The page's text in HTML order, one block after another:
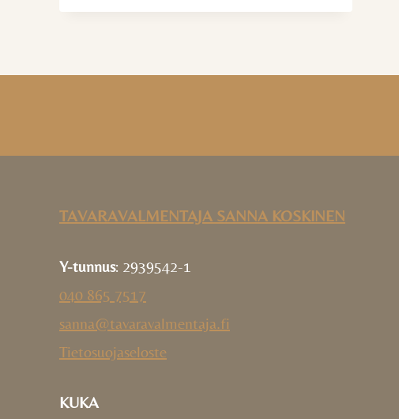
TAVARAVALMENTAJA SANNA KOSKINEN
Y-tunnus: 2939542-1
040 865 7517
sanna@tavaravalmentaja.fi
Tietosuojaseloste
KUKA